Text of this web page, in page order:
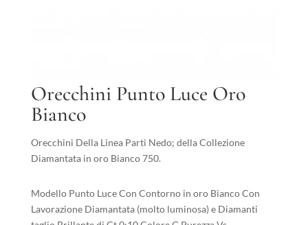
Orecchini Punto Luce Oro
Bianco
Orecchini Della Linea Parti Nedo; della Collezione
Diamantata in oro Bianco 750.
Modello Punto Luce Con Contorno in oro Bianco Con
Lavorazione Diamantata (molto luminosa) e Diamanti